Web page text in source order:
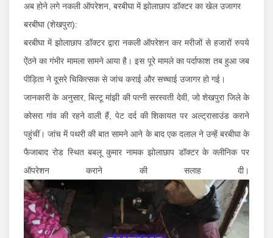
अब होने लगे नकली ऑपरेशन, बरबीघा में झोलाछाप डॉक्टर का खेल उजागर
बरबीघा (शेखपुरा):
बरबीघा में झोलाछाप डॉक्टर द्वारा नकली ऑपरेशन कर मरीजों से हजारों रुपये
ऐंठने का गंभीर मामला सामने आया है। इस पूरे मामले का पर्दाफाश तब हुआ जब
पीड़िता ने दूसरे चिकित्सक से जांच कराई और सच्चाई उजागर हो गई।
जानकारी के अनुसार, बिल्टू मांझी की पत्नी सरस्वती देवी, जो शेखपुरा जिले के
कोसरा गांव की रहने वाली हैं, पेट दर्द की शिकायत पर अल्ट्रासाउंड कराने
पहुंचीं। जांच में पथरी की बात सामने आने के बाद एक दलाल ने उन्हें बरबीघा के
फैजाबाद रोड स्थित बबलू कुमार नामक झोलाछाप डॉक्टर के क्लीनिक पर
ऑपरेशन कराने की सलाह दी।